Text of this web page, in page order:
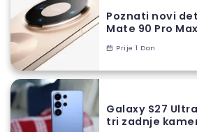
Poznati novi
Mate 90 Pro Max
Prije 1 Dan
Galaxy S27
tri zadnje